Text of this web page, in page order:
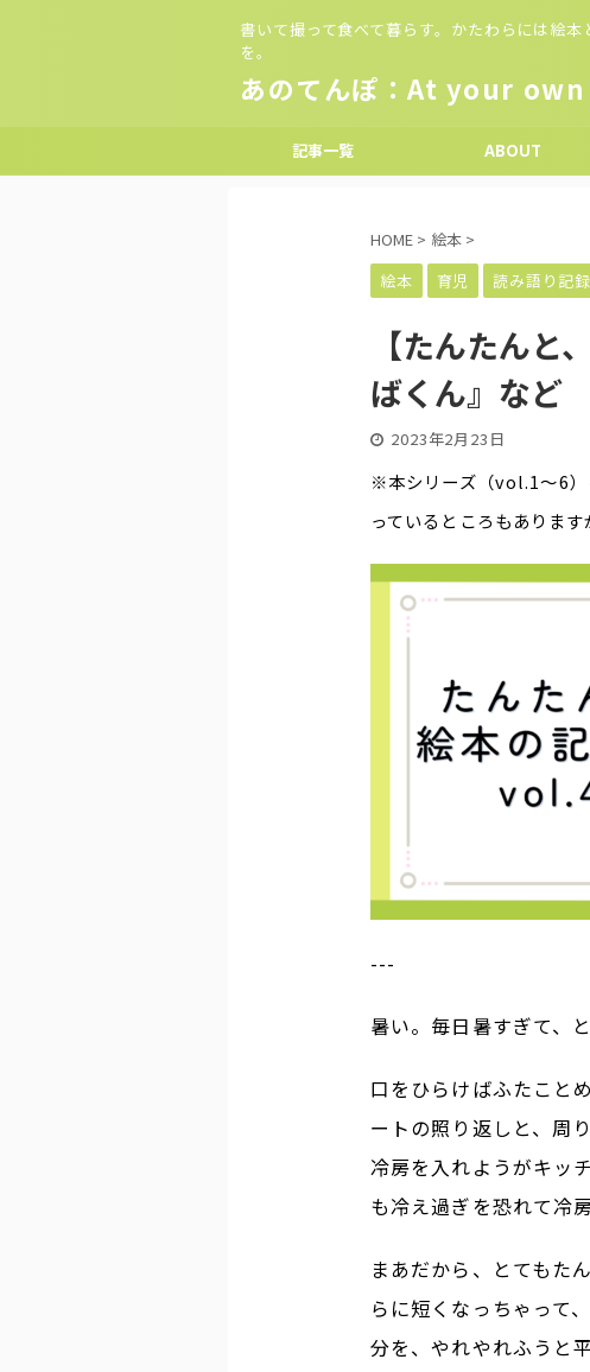
書いて撮って食べて暮らす。かたわらには絵
を。
あのてんぽ：At your
記事一覧 ABOUT
HOME > 絵本 >
絵本
育児 読み語り記録
【たんたん
ばくん』など
2023年2月23日
※本シリーズ（vol.1〜6）
っているところもありま
---
暑い。毎日暑すぎて、
口をひらけばふたこと
ートの照り返しと、周
冷房を入れようがキッ
も冷え過ぎを恐れて冷
まあだから、とてもた
らに短くなっちゃって
分を、やれやれふうと